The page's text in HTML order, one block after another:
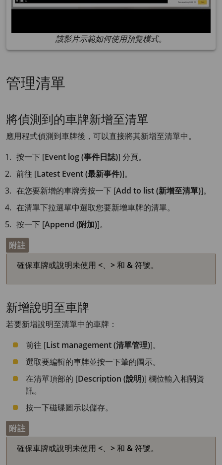
該影片示範如何使用預覽模式。
管理清單
將偵測到的車牌新增至清單
應用程式偵測到車牌後，可以直接將其新增至清單中。
按一下 [Event log (事件日誌)] 分頁。
前往 [Latest Event (最新事件)]。
在您要新增的車牌旁按一下 [Add to list (新增至清單)]。
在清單下拉選單中選取您要新增車牌的清單。
按一下 [Append (附加)]。
附註
確保車牌或說明未使用 <、 >和 &符號。
新增說明至車牌
若要新增說明至清單中的車牌：
前往 [List management (清單管理)]。
選取要編輯的車牌並按一下筆的圖示。
在清單頂部的 [Description (說明)] 欄位輸入相關資
訊。
按一下磁碟圖示以儲存。
附註
確保車牌或說明未使用 <、 >和 &符號。